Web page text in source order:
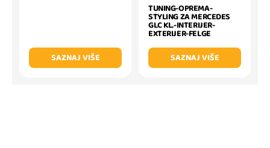
SAZNAJ VIŠE
TUNING-OPREMA-
STYLING ZA MERCEDES
GLC KL.-INTERIJER-
EXTERIJER-FELGE
SAZNAJ VIŠE